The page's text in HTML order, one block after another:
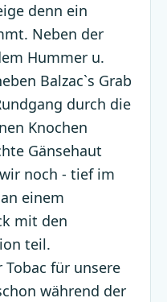
denn ein
Neben der
Hummer u.
Balzac`s Grab
durch die
Knochen
Gänsehaut
noch - tief im
einem
mit den
teil.
Tobac für unsere
während der